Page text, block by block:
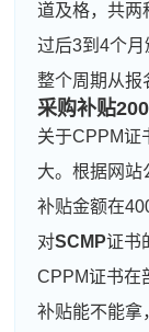
道及格，共两
过后3到4个月
整个周期从报
采购补贴
关于CPPM证
大。根据网站
补贴金额在
对SCMP证书
CPPM证书在
补贴能不能拿